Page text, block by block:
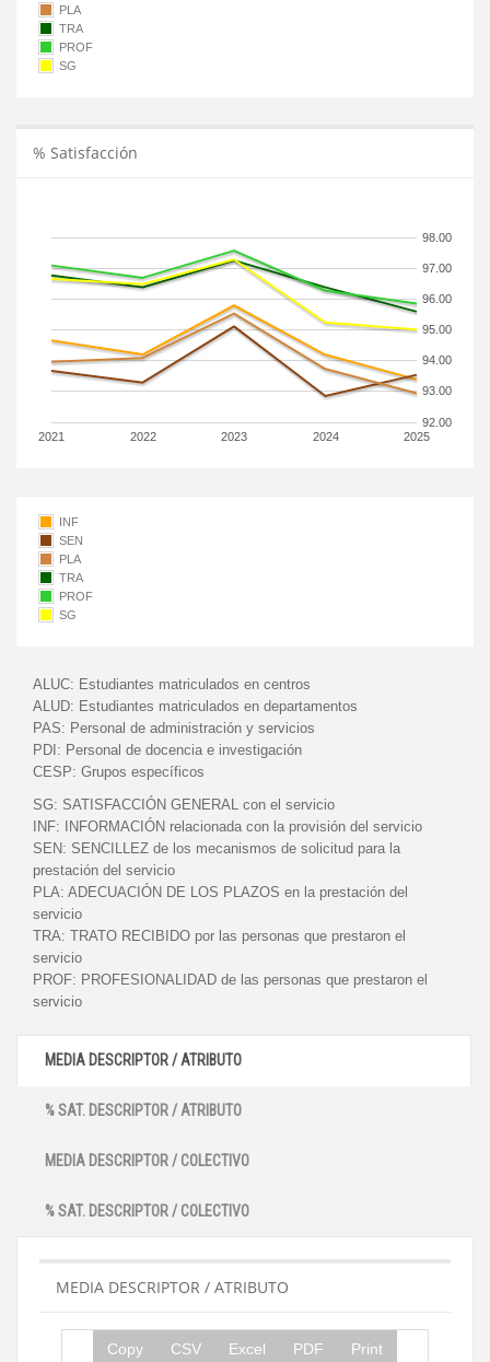
PLA
TRA
PROF
SG
% Satisfacción
2021 2022 2023 2024 2025
92.00
93.00
94.00
95.00
96.00
97.00
98.00
INF
SEN
PLA
TRA
PROF
SG
ALUC: Estudiantes matriculados en centros
ALUD: Estudiantes matriculados en departamentos
PAS: Personal de administración y servicios
PDI: Personal de docencia e investigación
CESP: Grupos específicos
SG: SATISFACCIÓN GENERAL con el servicio
INF:
INFORMACIÓN relacionada con la provisión del servicio
SEN: SENCILLEZ de los mecanismos de solicitud para la
prestación del servicio
PLA: ADECUACIÓN DE LOS PLAZOS en la prestación del
servicio
TRA: TRATO RECIBIDO por las personas que prestaron el
servicio
PROF: PROFESIONALIDAD de las personas que prestaron el
servicio
MEDIA DESCRIPTOR / ATRIBUTO
% SAT. DESCRIPTOR / ATRIBUTO
MEDIA DESCRIPTOR / COLECTIVO
% SAT. DESCRIPTOR / COLECTIVO
MEDIA DESCRIPTOR / ATRIBUTO
Copy CSV Excel PDF Print